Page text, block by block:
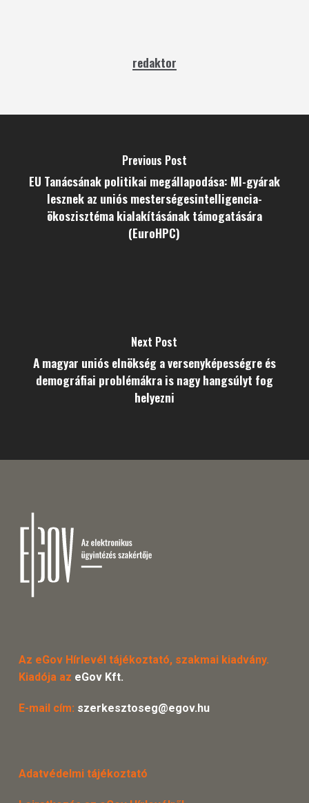
redaktor
Previous Post
EU Tanácsának politikai megállapodása: MI-gyárak
lesznek az uniós mesterségesintelligencia-
ökoszisztéma kialakításának támogatására
(EuroHPC)
Next Post
A magyar uniós elnökség a versenyképességre és
demográfiai problémákra is nagy hangsúlyt fog
helyezni
Az eGov Hírlevél tájékoztató, szakmai kiadvány.
Kiadója az eGov Kft.
E-mail cím: szerkesztoseg@egov.hu
Adatvédelmi tájékoztató